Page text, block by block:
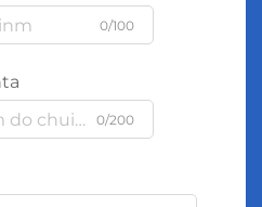
0/100
0/200